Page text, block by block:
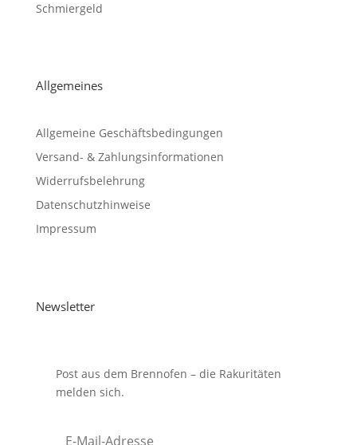
Schmiergeld
Allgemeines
Allgemeine Geschäftsbedingungen
Versand- & Zahlungsinformationen
Widerrufsbelehrung
Datenschutzhinweise
Impressum
Newsletter
Post aus dem Brennofen – die Rakuritäten
melden sich.